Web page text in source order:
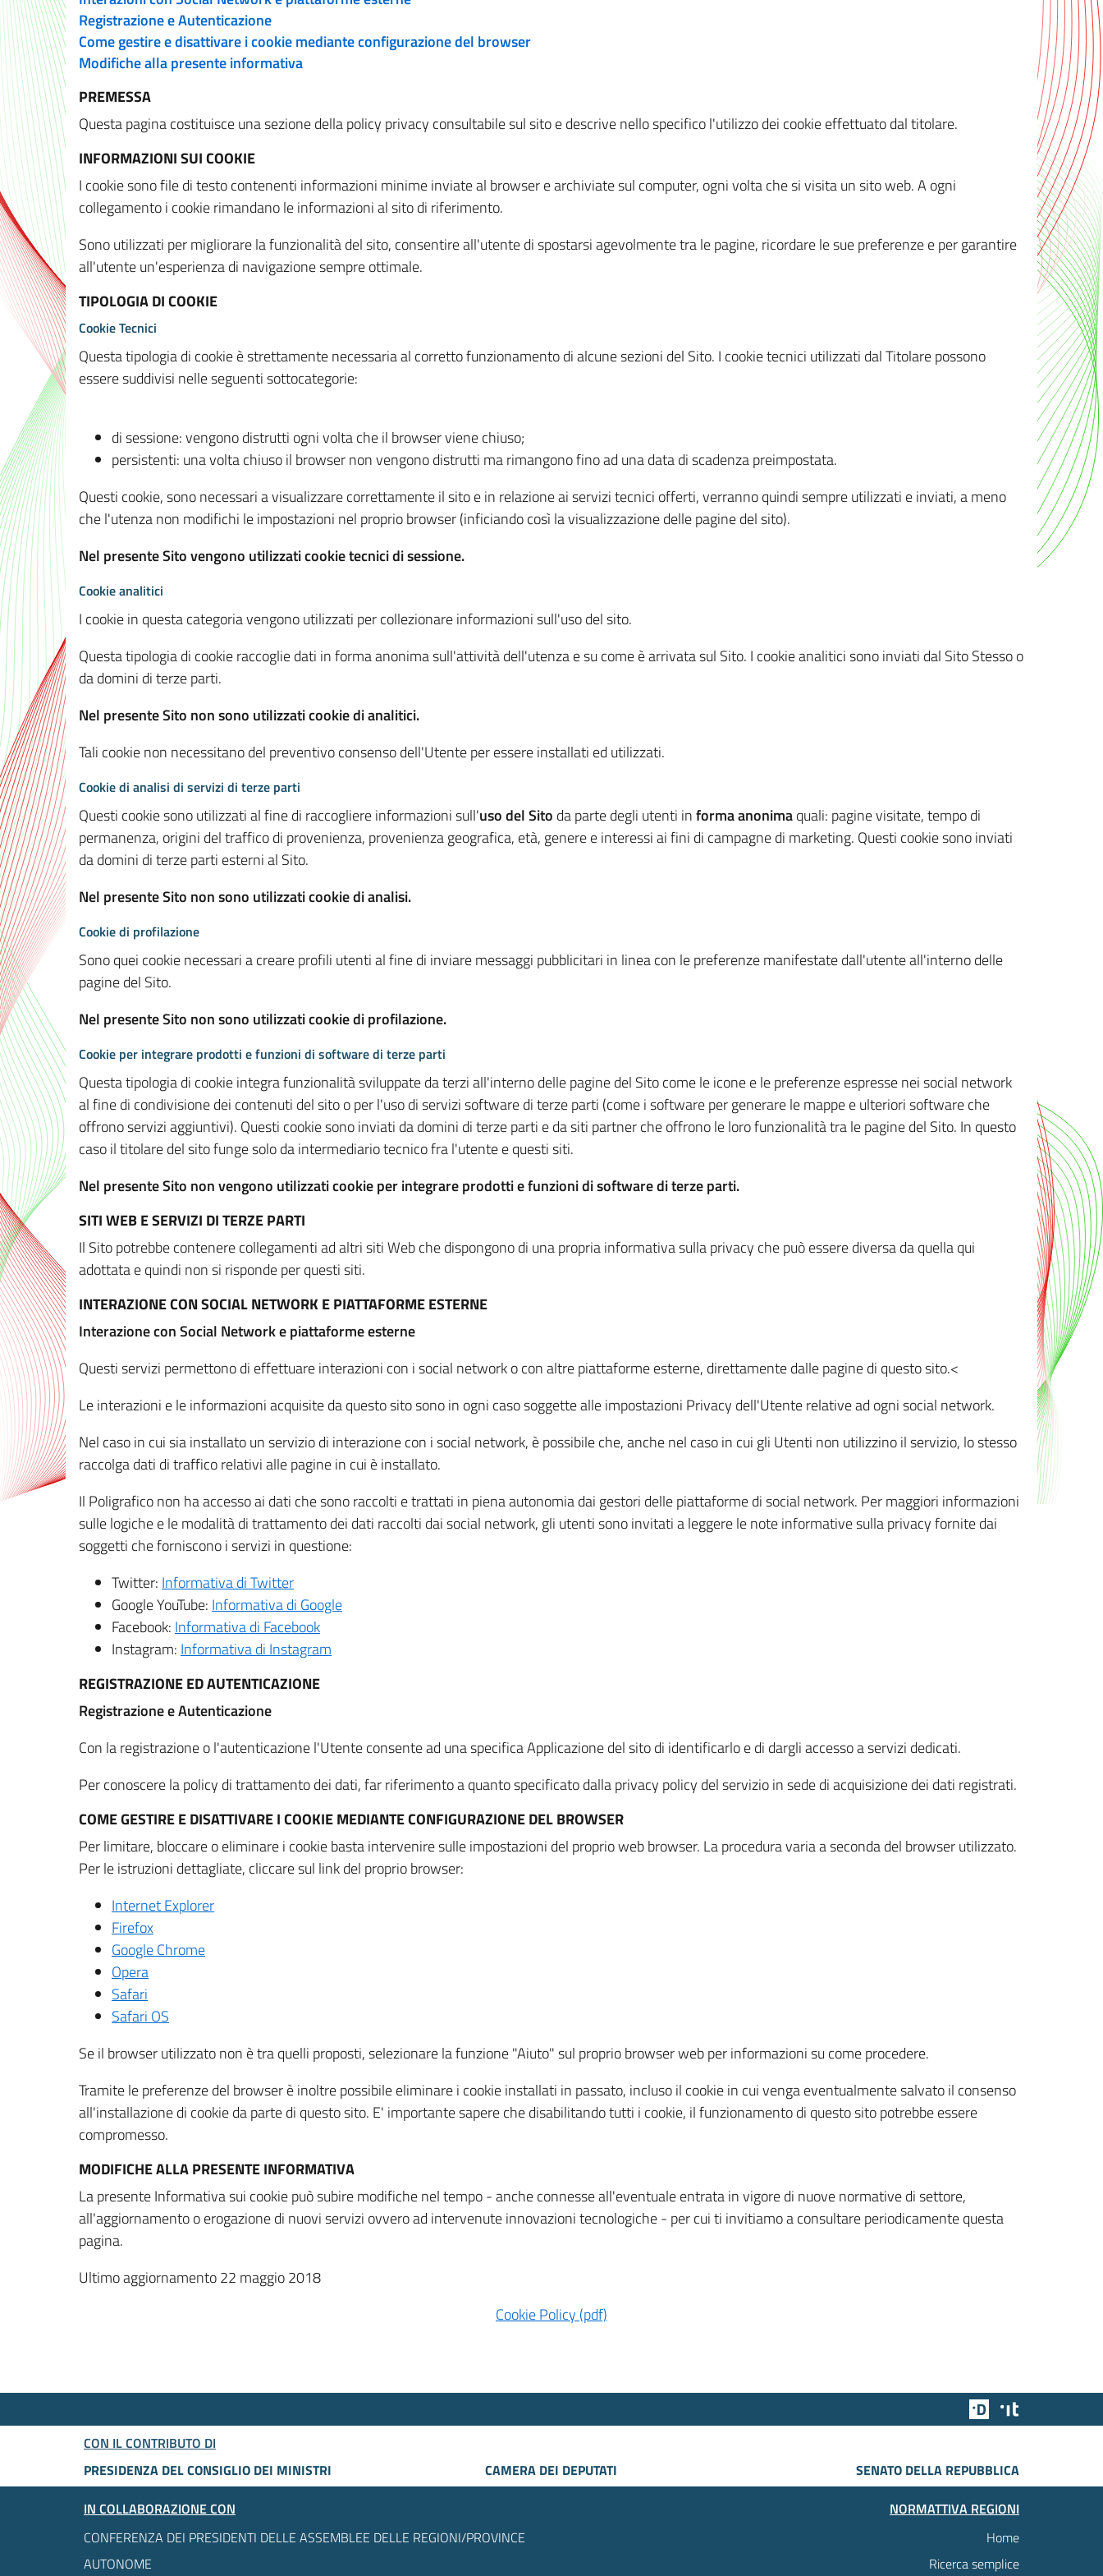
Registrazione e Autenticazione
Come gestire e disattivare i cookie mediante configurazione del browser
Modifiche alla presente informativa
PREMESSA
Questa pagina costituisce una sezione della policy privacy consultabile sul sito e descrive nello specifico l'utilizzo dei cookie effettuato dal titolare.
INFORMAZIONI SUI COOKIE
I cookie sono file di testo contenenti informazioni minime inviate al browser e archiviate sul computer, ogni volta che si visita un sito web. A ogni
collegamento i cookie rimandano le informazioni al sito di riferimento.
Sono utilizzati per migliorare la funzionalità del sito, consentire all'utente di spostarsi agevolmente tra le pagine, ricordare le sue preferenze e per garantire
all'utente un'esperienza di navigazione sempre ottimale.
TIPOLOGIA DI COOKIE
Cookie Tecnici
Questa tipologia di cookie è strettamente necessaria al corretto funzionamento di alcune sezioni del Sito. I cookie tecnici utilizzati dal Titolare possono
essere suddivisi nelle seguenti sottocategorie:
di sessione: vengono distrutti ogni volta che il browser viene chiuso;
persistenti: una volta chiuso il browser non vengono distrutti ma rimangono fino ad una data di scadenza preimpostata.
Questi cookie, sono necessari a visualizzare correttamente il sito e in relazione ai servizi tecnici offerti, verranno quindi sempre utilizzati e inviati, a meno
che l'utenza non modifichi le impostazioni nel proprio browser (inficiando così la visualizzazione delle pagine del sito).
Nel presente Sito vengono utilizzati cookie tecnici di sessione.
Cookie analitici
I cookie in questa categoria vengono utilizzati per collezionare informazioni sull'uso del sito.
Questa tipologia di cookie raccoglie dati in forma anonima sull'attività dell'utenza e su come è arrivata sul Sito. I cookie analitici sono inviati dal Sito Stesso o
da domini di terze parti.
Nel presente Sito non sono utilizzati cookie di analitici.
Tali cookie non necessitano del preventivo consenso dell'Utente per essere installati ed utilizzati.
Cookie di analisi di servizi di terze parti
Questi cookie sono utilizzati al fine di raccogliere informazioni sull'uso del Sito da parte degli utenti informa anonimaquali: pagine visitate, tempo di
permanenza, origini del traffico di provenienza, provenienza geografica, età, genere e interessi ai fini di campagne di marketing. Questi cookie sono inviati
da domini di terze parti esterni al Sito.
Nel presente Sito non sono utilizzati cookie di analisi.
Cookie di profilazione
Sono quei cookie necessari a creare profili utenti al fine di inviare messaggi pubblicitari in linea con le preferenze manifestate dall'utente all'interno delle
pagine del Sito.
Nel presente Sito non sono utilizzati cookie di profilazione.
Cookie per integrare prodotti e funzioni di software di terze parti
Questa tipologia di cookie integra funzionalità sviluppate da terzi all'interno delle pagine del Sito come le icone e le preferenze espresse nei social network
al fine di condivisione dei contenuti del sito o per l'uso di servizi software di terze parti (come i software per generare le mappe e ulteriori software che
offrono servizi aggiuntivi). Questi cookie sono inviati da domini di terze parti e da siti partner che offrono le loro funzionalità tra le pagine del Sito. In questo
caso il titolare del sito funge solo da intermediario tecnico fra l'utente e questi siti.
Nel presente Sito non vengono utilizzati cookie per integrare prodotti e funzioni di software di terze parti.
SITI WEB E SERVIZI DI TERZE PARTI
Il Sito potrebbe contenere collegamenti ad altri siti Web che dispongono di una propria informativa sulla privacy che può essere diversa da quella qui
adottata e quindi non si risponde per questi siti.
INTERAZIONE CON SOCIAL NETWORK E PIATTAFORME ESTERNE
Interazione con Social Network e piattaforme esterne
Questi servizi permettono di effettuare interazioni con i social network o con altre piattaforme esterne, direttamente dalle pagine di questo sito.<
Le interazioni e le informazioni acquisite da questo sito sono in ogni caso soggette alle impostazioni Privacy dell'Utente relative ad ogni social network.
Nel caso in cui sia installato un servizio di interazione con i social network, è possibile che, anche nel caso in cui gli Utenti non utilizzino il servizio, lo stesso
raccolga dati di traffico relativi alle pagine in cui è installato.
Il Poligrafico non ha accesso ai dati che sono raccolti e trattati in piena autonomia dai gestori delle piattaforme di social network. Per maggiori informazioni
sulle logiche e le modalità di trattamento dei dati raccolti dai social network, gli utenti sono invitati a leggere le note informative sulla privacy fornite dai
soggetti che forniscono i servizi in questione:
Twitter: Informativa di Twitter
Google YouTube: Informativa di Google
Facebook: Informativa di Facebook
Instagram: Informativa di Instagram
REGISTRAZIONE ED AUTENTICAZIONE
Registrazione e Autenticazione
Con la registrazione o l'autenticazione l'Utente consente ad una specifica Applicazione del sito di identificarlo e di dargli accesso a servizi dedicati.
Per conoscere la policy di trattamento dei dati, far riferimento a quanto specificato dalla privacy policy del servizio in sede di acquisizione dei dati registrati.
COME GESTIRE E DISATTIVARE I COOKIE MEDIANTE CONFIGURAZIONE DEL BROWSER
Per limitare, bloccare o eliminare i cookie basta intervenire sulle impostazioni del proprio web browser. La procedura varia a seconda del browser utilizzato.
Per le istruzioni dettagliate, cliccare sul link del proprio browser:
Internet Explorer
Firefox
Google Chrome
Opera
Safari
Safari OS
Se il browser utilizzato non è tra quelli proposti, selezionare la funzione "Aiuto" sul proprio browser web per informazioni su come procedere.
Tramite le preferenze del browser è inoltre possibile eliminare i cookie installati in passato, incluso il cookie in cui venga eventualmente salvato il consenso
all'installazione di cookie da parte di questo sito. E' importante sapere che disabilitando tutti i cookie, il funzionamento di questo sito potrebbe essere
compromesso.
MODIFICHE ALLA PRESENTE INFORMATIVA
La presente Informativa sui cookie può subire modifiche nel tempo - anche connesse all'eventuale entrata in vigore di nuove normative di settore,
all'aggiornamento o erogazione di nuovi servizi ovvero ad intervenute innovazioni tecnologiche - per cui ti invitiamo a consultare periodicamente questa
pagina.
Ultimo aggiornamento 22 maggio 2018
Cookie Policy (pdf)
Team Digitale
CON IL CONTRIBUTO DI
PRESIDENZA DEL CONSIGLIO DEI MINISTRI
CAMERA DEI DEPUTATI
SENATO DELLA REPUBBLICA
IN COLLABORAZIONE CON
CONFERENZA DEI PRESIDENTI DELLE ASSEMBLEE DELLE REGIONI/PROVINCE
AUTONOME
NORMATTIVA REGIONI
Home
Ricerca semplice